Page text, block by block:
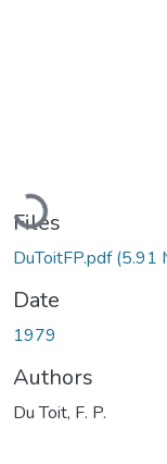
Loading...
Files
DuToitFP.pdf(5.91
Date
1979
Authors
Du Toit, F. P.